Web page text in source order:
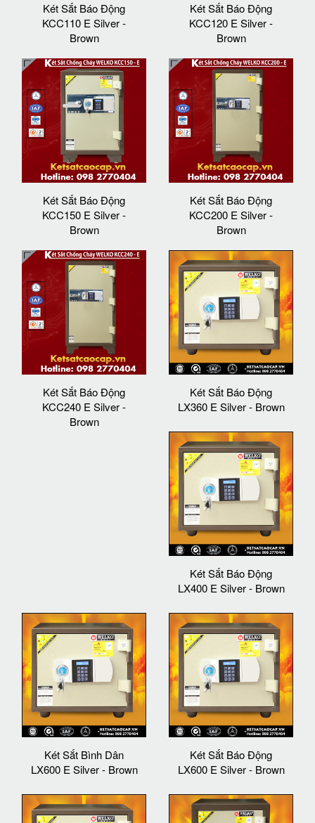
Két Sắt Báo Động
KCC110 E Silver -
Brown
Két Sắt Báo Động
KCC120 E Silver -
Brown
Két Sắt Báo Động
KCC150 E Silver -
Brown
Két Sắt Báo Động
KCC200 E Silver -
Brown
Két Sắt Báo Động
KCC240 E Silver -
Brown
Két Sắt Báo Động
LX360 E Silver - Brown
Két Sắt Báo Động
LX400 E Silver - Brown
Két Sắt Bình Dân
LX600 E Silver - Brown
Két Sắt Báo Động
LX600 E Silver - Brown